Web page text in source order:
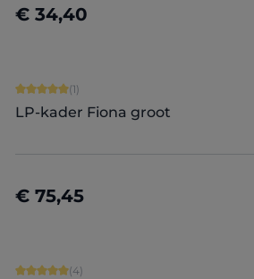
€ 34,40
Nu configureren
Gemiddelde score van 5 op 5 sterren
(1)
LP-kader Fiona groot
€ 75,45
Details
Gemiddelde score van 5 op 5 sterren
(4)